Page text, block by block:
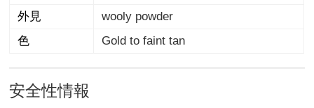
外見
wooly powder
色
Gold to faint tan
安全性情報